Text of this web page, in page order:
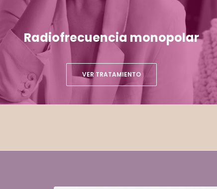
Radiofrecuencia monopolar
VER TRATAMIENTO